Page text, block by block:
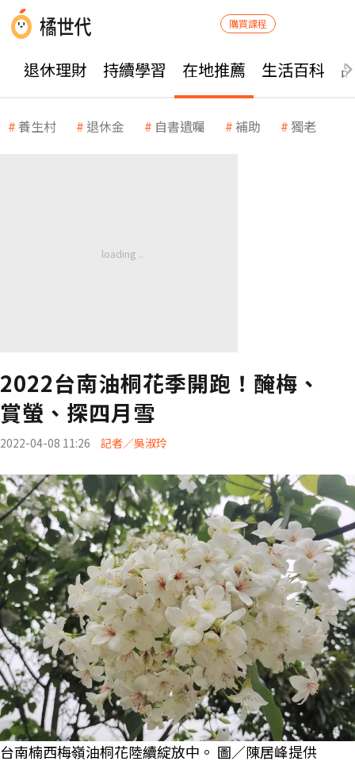
購買課程
退休理財 持續學習 在地推薦 生活百科
養生村 退休金 自書遺囑 補助 獨老
2022台南油桐花季開跑！醃梅、
賞螢、探四月雪
2022-04-08 11:26 記者／吳淑玲
台南楠西梅嶺油桐花陸續綻放中。 圖／陳居峰提供